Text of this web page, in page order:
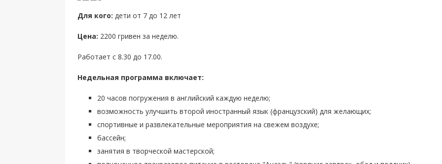
Для кого: дети от 7 до 12 лет
Цена: 2200 гривен за неделю.
Работает с 8.30 до 17.00.
Недельная программа включает:
20 часов погружения в английский каждую неделю;
возможность улучшить второй иностранный язык (французский) для желающих;
спортивные и развлекательные мероприятия на свежем воздухе;
бассейн;
занятия в творческой мастерской;